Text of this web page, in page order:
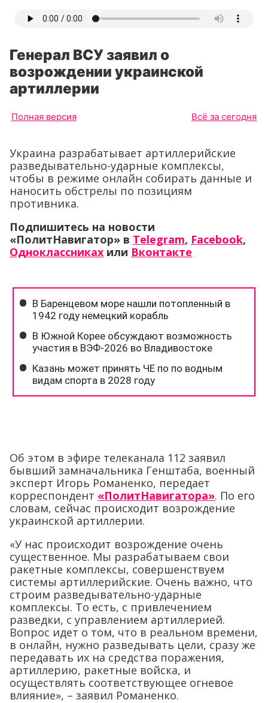
Генерал ВСУ заявил о
возрождении украинской
артиллерии
Полная версия Всё за сегодня
Украина разрабатывает артиллерийские
разведывательно-ударные комплексы,
чтобы в режиме онлайн собирать данные и
наносить обстрелы по позициям
противника.
Подпишитесь на новости
«ПолитНавигатор» в Telegram, Facebook,
Одноклассниках или Вконтакте
Об этом в эфире телеканала 112 заявил
бывший замначальника Генштаба, военный
эксперт Игорь Романенко, передает
корреспондент «ПолитНавигатора». По его
словам, сейчас происходит возрождение
украинской артиллерии.
«У нас происходит возрождение очень
существенное. Мы разрабатываем свои
ракетные комплексы, совершенствуем
системы артиллерийские. Очень важно, что
строим разведывательно-ударные
комплексы. То есть, с привлечением
разведки, с управлением артиллерией.
Вопрос идет о том, что в реальном времени,
в онлайн, нужно разведывать цели, сразу же
передавать их на средства поражения,
артиллерию, ракетные войска, и
осуществлять соответствующее огневое
влияние», – заявил Романенко.